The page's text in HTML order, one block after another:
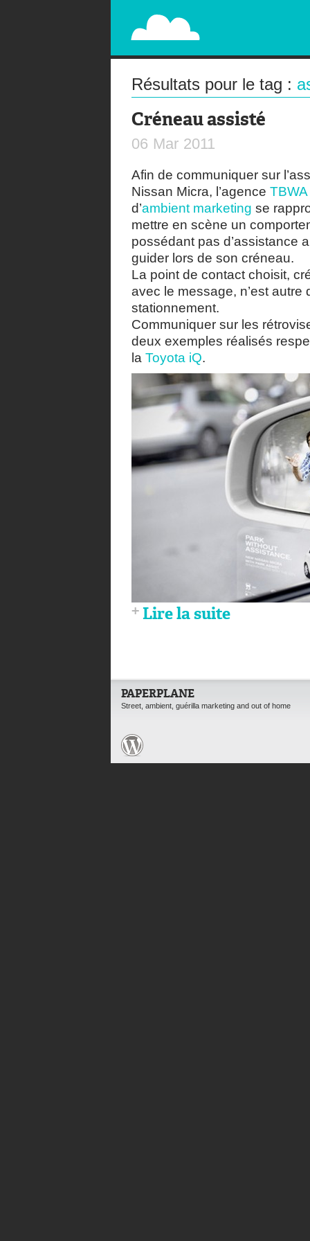
PAPERPLANE
STREET, AMBIENT, GUÉRILLA MARKETING
Résultats pour le tag :
Créneau assisté
06 Mar 2011
Afin de communiquer sur
Nissan Micra, l’agence
d’ambient marketing se
mettre en scène un
possédant pas d’assistance
guider lors de son créneau.
La point de contact choisit,
avec le message, n’est
stationnement.
Communiquer sur les
deux exemples réalisés
la Toyota iQ.
Lire la suite
PAPERPLANE
Street, ambient, guérilla marketing and out of home